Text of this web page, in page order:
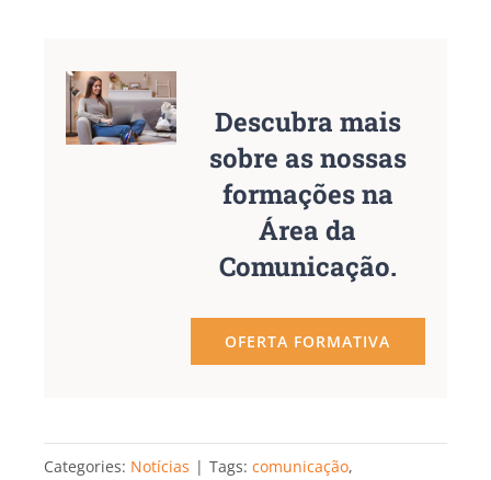
Descubra mais
sobre as nossas
formações na
Área da
Comunicação.
OFERTA FORMATIVA
Categories: Notícias | Tags: comunicação,